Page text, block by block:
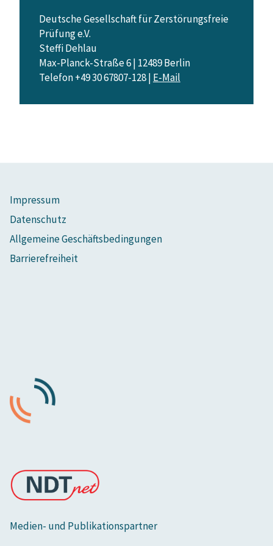
Deutsche Gesellschaft für Zerstörungsfreie
Prüfung e.V.
Steffi Dehlau
Max-Planck-Straße 6 | 12489 Berlin
Telefon +49 30 67807-128 | E-Mail
Impressum
Datenschutz
Allgemeine Geschäftsbedingungen
Barrierefreiheit
Medien- und Publikationspartner